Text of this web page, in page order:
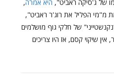
היא אמרה,
מ"מי הפליל את רוג'ר ראביט",
של חלקי גוף מושלמים
שיקוי קסם, אז היו צריכים